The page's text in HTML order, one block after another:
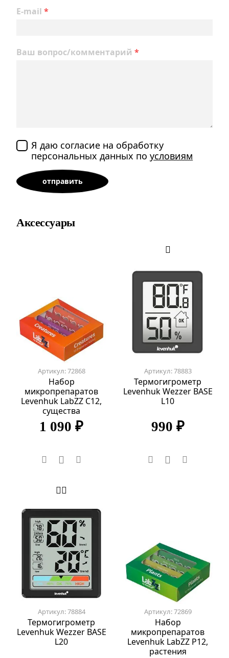
E-mail *
Ваш вопрос/комментарий *
Я даю согласие на обработку
персональных данных поусловиям
Аксессуары
Артикул: 72868
Набор
микропрепаратов
Levenhuk LabZZ C12,
существа
1 090 ₽
Артикул: 78883
Термогигрометр
Levenhuk Wezzer BASE
L10
990 ₽
Артикул: 78884
Термогигрометр
Levenhuk Wezzer BASE
L20
Артикул: 72869
Набор
микропрепаратов
Levenhuk LabZZ P12,
растения